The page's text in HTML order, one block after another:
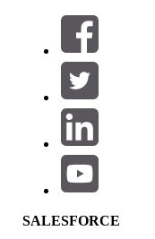
Filtros (0)
SELECIONAR FILTROS
Área de produtos
Impacto do recurso
SALESFORCE